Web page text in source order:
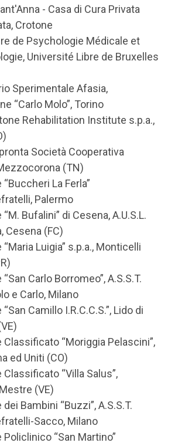
- Casa di Cura Privata
Crotone
de Psychologie Médicale et
Université Libre de Bruxelles
Sperimentale Afasia,
“Carlo Molo”, Torino
Rehabilitation Institute s.p.a.,
Società Cooperativa
(TN)
La Ferla”
Palermo
Bufalini” di Cesena, A.U.S.L.
Cesena (FC)
“Maria Luigia” s.p.a., Monticelli
Carlo Borromeo”, A.S.S.T.
e Carlo, Milano
Camillo I.R.C.C.S.”, Lido di
Classificato “Moriggia Pelascini”,
ed Uniti (CO)
Classificato “Villa Salus”,
(VE)
Bambini “Buzzi”, A.S.S.T.
Sacco, Milano
Policlinico “San Martino”